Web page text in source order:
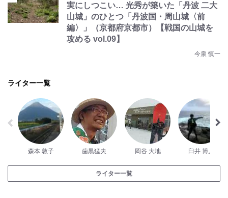
実にしつこい… 光秀が築いた「丹波 二大
山城」のひとつ「丹波国・周山城〈前
編〉」（京都府京都市）【戦国の山城を
攻める vol.09】
今泉 慎一
ライター一覧
森本 敦子 歯黒猛夫 岡谷 大地 臼井 博人
ライター一覧